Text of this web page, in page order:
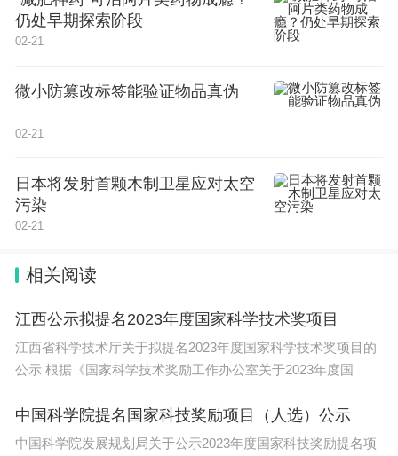
家服务基地运行机制、开拓农村创新创业应用场景等
6项措施，确保各类人才下沉基层有渠道、有平台。
比如，今年6月底前，全市乡村振兴“科技顾问”“文化
顾问”“金融专员”“法治专员”，将覆盖“千村提升”工程
所有帮扶村；再比如，利用两年时间，全市将遴选命
展技艺传授、技能交流、带徒传技等活动。
新型农业经营主体扶育、人才待遇保障、创新创业支
确具体措施，进一步增强乡村振兴事业对各类人才的
吸引力。比如，将稳步探索乡村振兴优秀人才“事业
动以区县为单位，在街道（镇）招聘事业单位工作人
员时，拿出一定数量面向符合条件的乡村振兴优秀人
仍处早期探索阶段
02-21
微小防篡改标签能验证物品真伪
02-21
日本将发射首颗木制卫星应对太空
污染
02-21
相关阅读
江西公示拟提名2023年度国家科学技术奖项目
江西省科学技术厅关于拟提名2023年度国家科学技术奖项目的
公示 根据《国家科学技术奖励工作办公室关于2023年度国
中国科学院提名国家科技奖励项目（人选）公示
中国科学院发展规划局关于公示2023年度国家科技奖励提名项